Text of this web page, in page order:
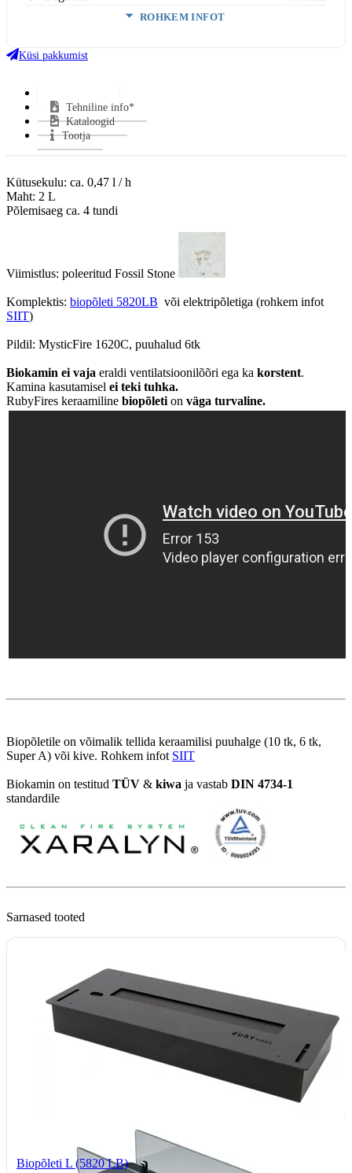
ROHKEM INFOT
Klaasi kuju:
Kütus:
Garantii:
Küsi pakkumist
Tehniline info*
Kataloogid
Tootja
Kütusekulu: ca. 0,47 l / h
Maht: 2 L
Põlemisaeg ca. 4 tundi
Viimistlus: poleeritud Fossil Stone
Komplektis: biopõleti 5820LB
SIIT)
Pildil: MysticFire 1620C, puuhalud 6tk
Biokamin ei vaja eraldi ventilatsioonilõõri ega ka korstent.
Kamina kasutamisel ei teki tuhka.
RubyFires keraamiline biopõleti on väga turvaline.
Biopõletile on võimalik tellida keraamilisi puuhalge (10 tk, 6 tk,
Super A) või kive. Rohkem infot SIIT
Biokamin on testitud TÜV & kiwa ja vastab DIN 4734-1
Sarnased tooted
Biopõleti L (5820 LB)